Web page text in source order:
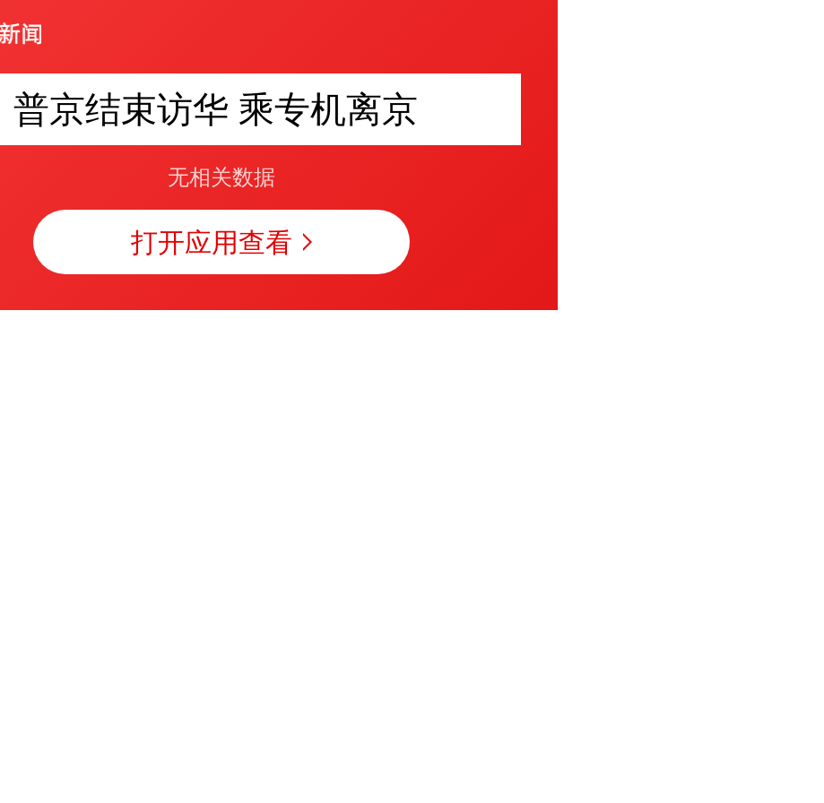
普京结束访华 乘专机离京
无相关数据
打开应用查看